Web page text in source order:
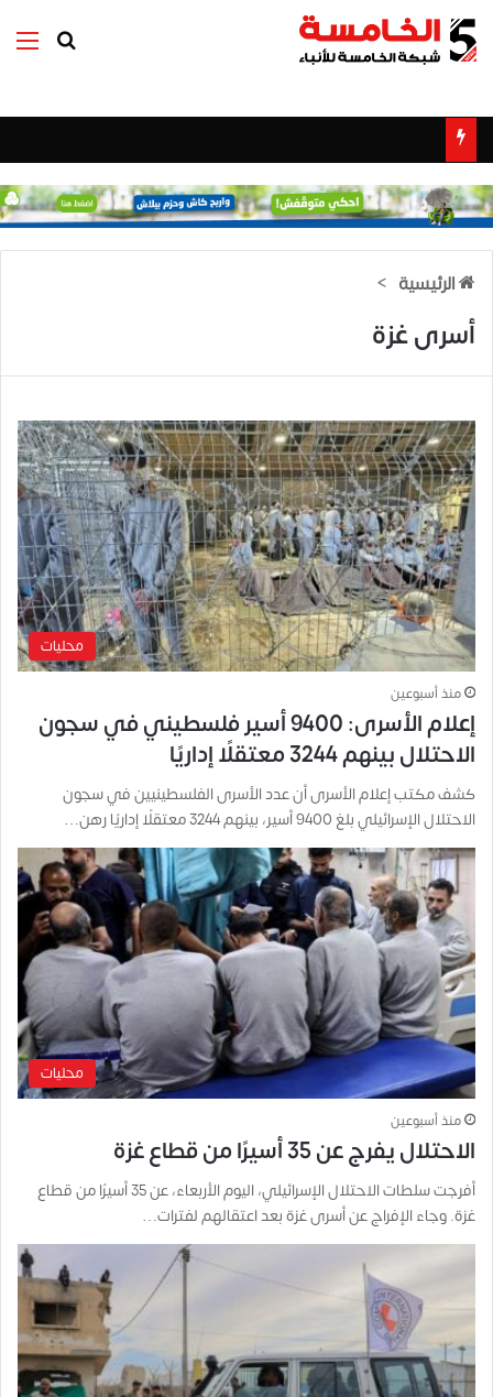
بحث عن
الرئيسية >
أسرى غزة
محليات
منذ أسبوعين
إعلام الأسرى: 9400 أسير فلسطيني في سجون
الاحتلال بينهم 3244 معتقلًا إداريًا
كشف مكتب إعلام الأسرى أن عدد الأسرى الفلسطينيين في سجون
الاحتلال الإسرائيلي بلغ 9400 أسير، بينهم 3244 معتقلًا إداريًا رهن…
محليات
منذ أسبوعين
الاحتلال يفرج عن 35 أسيرًا من قطاع غزة
أفرجت سلطات الاحتلال الإسرائيلي، اليوم الأربعاء، عن 35 أسيرًا من قطاع
غزة. وجاء الإفراج عن أسرى غزة بعد اعتقالهم لفترات…